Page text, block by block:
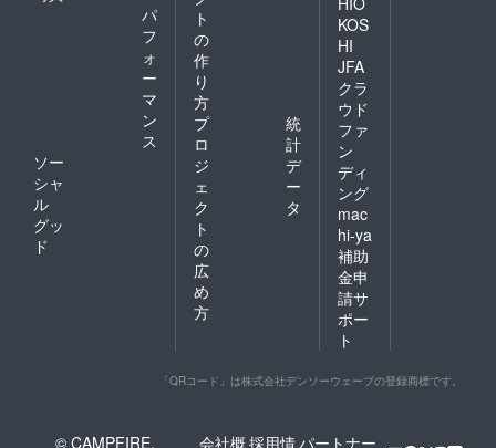
パ
フ
ォ
ー
マ
ン
ス
ソー
シャ
ル
グッ
ド
ト
の
作
り
方
プ
ロ
ジ
ェ
ク
ト
の
広
め
方
統
計
デ
ー
タ
KOS
HI
JFA
クラ
ウド
ファ
ン
ディ
ング
mac
hi-ya
補助
金申
請サ
ポー
ト
「QRコード」は株式会社デンソーウェーブの登録商標です。
© CAMPFIRE,
会社概採用情パートナー